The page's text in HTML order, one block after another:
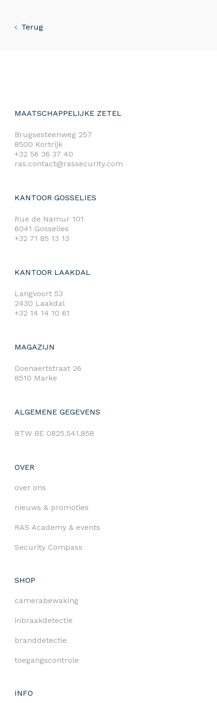
Terug
MAATSCHAPPELIJKE ZETEL
Brugsesteenweg 257
8500 Kortrijk
+32 56 36 37 40
ras.contact@rassecurity.com
KANTOOR GOSSELIES
Rue de Namur 101
6041 Gosselies
+32 71 85 13 13
KANTOOR LAAKDAL
Langvoort 53
2430 Laakdal
+32 14 14 10 61
MAGAZIJN
Doenaertstraat 26
8510 Marke
ALGEMENE GEGEVENS
BTW BE 0825.541.858
OVER
over ons
nieuws & promoties
RAS Academy & events
Security Compass
SHOP
camerabewaking
inbraakdetectie
branddetectie
toegangscontrole
INFO